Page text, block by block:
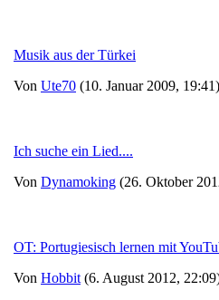
Musik aus der Türkei
Von Ute70 (10. Januar 2009, 19:41)
Ich suche ein Lied....
Von Dynamoking (26. Oktober
OT: Portugiesisch lernen mit
Von Hobbit (6. August 2012,